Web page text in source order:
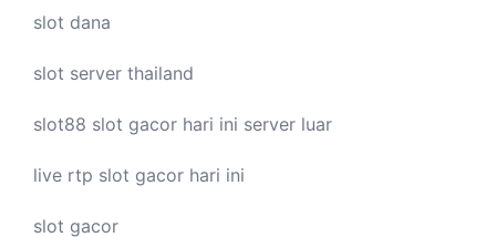
slot dana
slot server thailand
slot88 slot gacor hari ini server luar
live rtp slot gacor hari ini
slot gacor